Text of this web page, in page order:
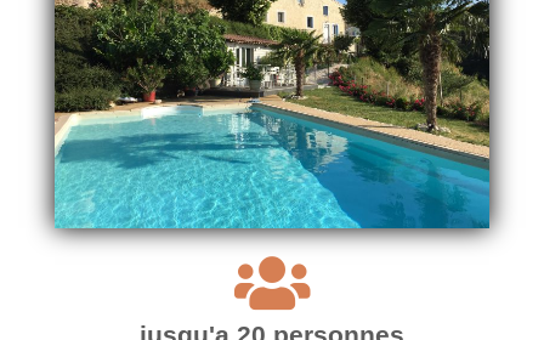
jusqu'a 20 personnes